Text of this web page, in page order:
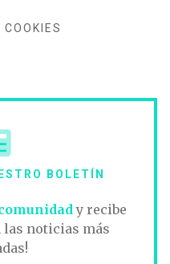
BOLETÍN
y recibe
noticias más